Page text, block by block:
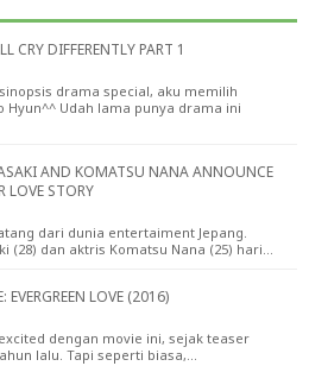
CRY DIFFERENTLY PART 1
drama special, aku memilih
Hyun^^ Udah lama punya drama ini
AND KOMATSU NANA ANNOUNCE
LOVE STORY
dari dunia entertaiment Jepang.
(28) dan aktris Komatsu Nana (25) hari…
EVERGREEN LOVE (2016)
dengan movie ini, sejak teaser
lalu. Tapi seperti biasa,…